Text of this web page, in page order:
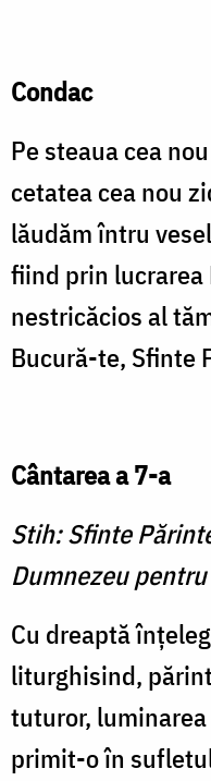
Condac
Pe steaua cea
cetatea cea nou
lăudăm întru
fiind prin
nestricăcios al
Bucură-te, Sfinte
Cântarea a 7-a
Stih: Sfinte
Dumnezeu
Cu dreaptă
liturghisind,
tuturor,
primit-o în